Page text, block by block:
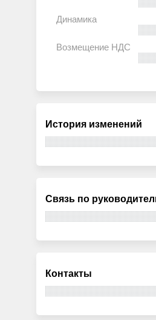
История изменений
Связь по
Контакты